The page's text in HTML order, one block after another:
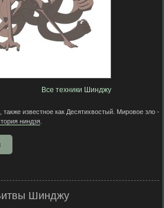
Все техники Шинджу
известное как Десятихвостый. Мировое зло -
ниндзя
Шинджу